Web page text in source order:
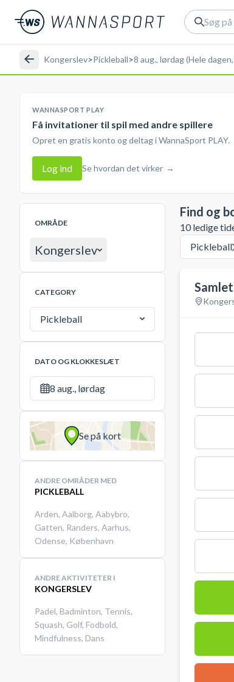
Kongerslev>Pickleball>8 aug., lørdag (Hele
WANNASPORT PLAY
Få invitationer til spil med andre spillere
Opret en gratis konto og deltag i WannaSport PLAY.
Log ind Se hvordan det virker →
OMRÅDE
Kongerslev
CATEGORY
Pickleball
DATO OG KLOKKESLÆT
8 aug., lørdag
Se på kort
ANDRE OMRÅDER MED
PICKLEBALL
Arden, Aalborg, Aabybro,
Gatten, Randers, Aarhus,
Odense, København
ANDRE AKTIVITETER I
KONGERSLEV
Padel, Badminton, Tennis,
Squash, Golf, Fodbold,
Mindfulness, Dans
Find og
10 ledige
Pickleball